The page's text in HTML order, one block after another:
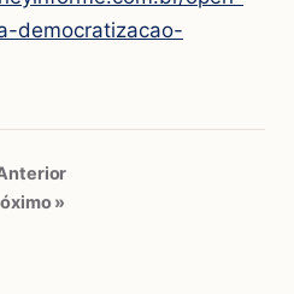
democratizacao-
»